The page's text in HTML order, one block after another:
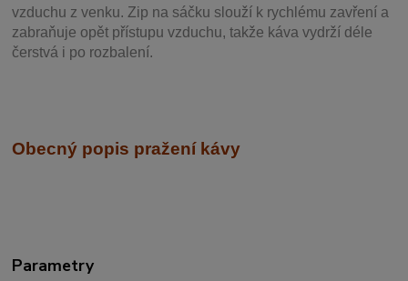
vzduchu z venku. Zip na sáčku slouží k rychlému zavření a
zabraňuje opět přístupu vzduchu, takže káva vydrží déle
čerstvá i po rozbalení.
Obecný popis pražení kávy
Parametry